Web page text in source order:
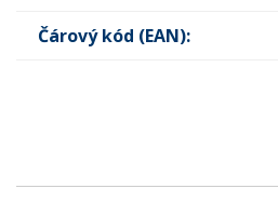
Čárový kód (EAN):